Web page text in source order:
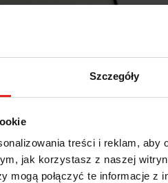
Szczegóły
treści i reklam, aby
jak korzystasz z naszej
mogą połączyć te informacje z